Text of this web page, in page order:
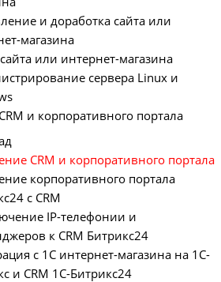
и доработка сайта или
магазина
или интернет-магазина
сервера Linux и
и корпоративного портала
CRM и корпоративного портала
корпоративного портала
с CRM
IP-телефонии и
к CRM Битрикс24
с 1С интернет-магазина на 1С-
и CRM 1С-Битрикс24